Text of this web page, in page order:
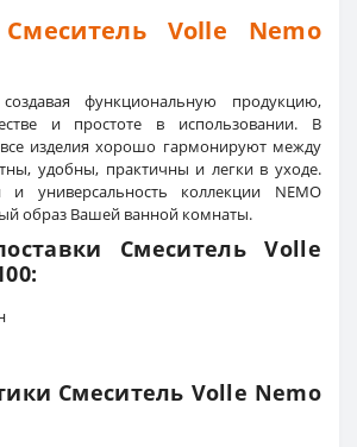
Volle Nemo
создавая функциональную продукцию,
и простоте в использовании. В
все изделия хорошо гармонируют между
удобны, практичны и легки в уходе.
и универсальность коллекции NEMO
образ Вашей ванной комнаты.
Смеситель Volle
Смеситель Volle Nemo